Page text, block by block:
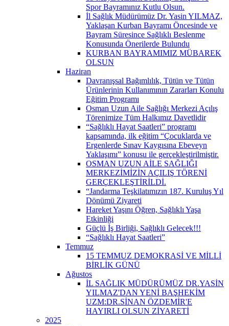
Spor Bayramınız Kutlu Olsun.
İl Sağlık Müdürümüz Dr. Yasin YILMAZ,
Yaklaşan Kurban Bayramı Öncesinde ve
Bayram Süresince Sağlıklı Beslenme
Konusunda Önerilerde Bulundu
KURBAN BAYRAMIMIZ MÜBAREK
OLSUN
Haziran
Davranışsal Bağımlılık, Tütün ve Tütün
Ürünlerinin Kullanımının Zararları Konulu
Eğitim Programı
Osman Uzun Aile Sağlığı Merkezi Açılış
Törenimize Tüm Halkımız Davetlidir
“Sağlıklı Hayat Saatleri” programı
kapsamında, ilk eğitim “Çocuklarda ve
Ergenlerde Sınav Kaygısına Ebeveyn
Yaklaşımı” konusu ile gerçekleştirilmiştir.
OSMAN UZUN AİLE SAĞLIĞI
MERKEZİMİZİN AÇILIŞ TÖRENİ
GERÇEKLEŞTİRİLDİ.
“Jandarma Teşkilatımızın 187. Kuruluş Yıl
Dönümü Ziyareti
Hareket Yaşını Öğren, Sağlıklı Yaşa
Etkinliği
Güçlü İş Birliği, Sağlıklı Gelecek!!!
“Sağlıklı Hayat Saatleri”
Temmuz
15 TEMMUZ DEMOKRASİ VE MİLLİ
BİRLİK GÜNÜ
Ağustos
İL SAĞLIK MÜDÜRÜMÜZ DR.YASİN
YILMAZ'DAN YENİ BAŞHEKİM
UZM:DR.SİNAN ÖZDEMİR'E
HAYIRLI OLSUN ZİYARETİ
2025